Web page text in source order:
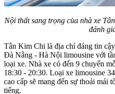
Nội thất sang trọng của nhà xe
đánh
Tân Kim Chi là địa chỉ đáng tin
Đà Nẵng - Hà Nội limousine với
loại xe. Nhà xe có đến 9 chuyến
18:30 - 20:30. Loại xe limousine
cao cấp sẽ mang đến sự thoải mái
tiếng.